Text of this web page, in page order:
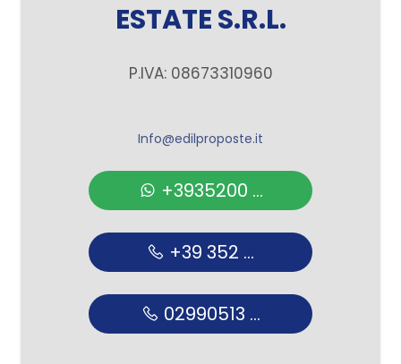
ESTATE S.R.L.
P.IVA: 08673310960
Info@edilproposte.it
+3935200 ...
+39 352 ...
02990513 ...